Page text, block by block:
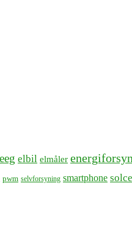
eeg elbil elmåler
pwm selvforsyning smartphone